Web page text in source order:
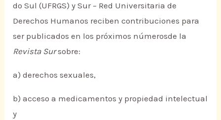
do Sul (UFRGS) y Sur – Red Universitaria de
Derechos Humanos reciben contribuciones para
ser publicados en los próximos númerosde la
Revista Sursobre:
a) derechos sexuales,
b) acceso a medicamentos y propiedad intelectual
y